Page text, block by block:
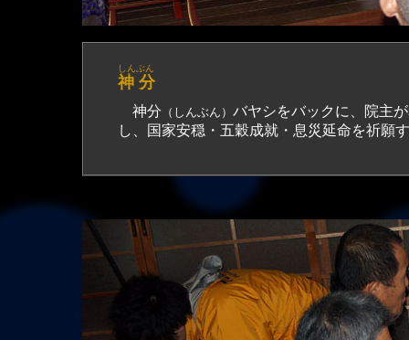
神 分
しんぶん
神分 （しんぶん） バヤシをバックに、院主
し、国家安穏・五穀成就・息災延命を祈願